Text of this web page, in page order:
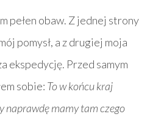
pełen obaw. Z jednej strony
pomysł, a z drugiej moja
ekspedycję. Przed samym
sobie: To w końcu kraj
naprawdę mamy tam czego